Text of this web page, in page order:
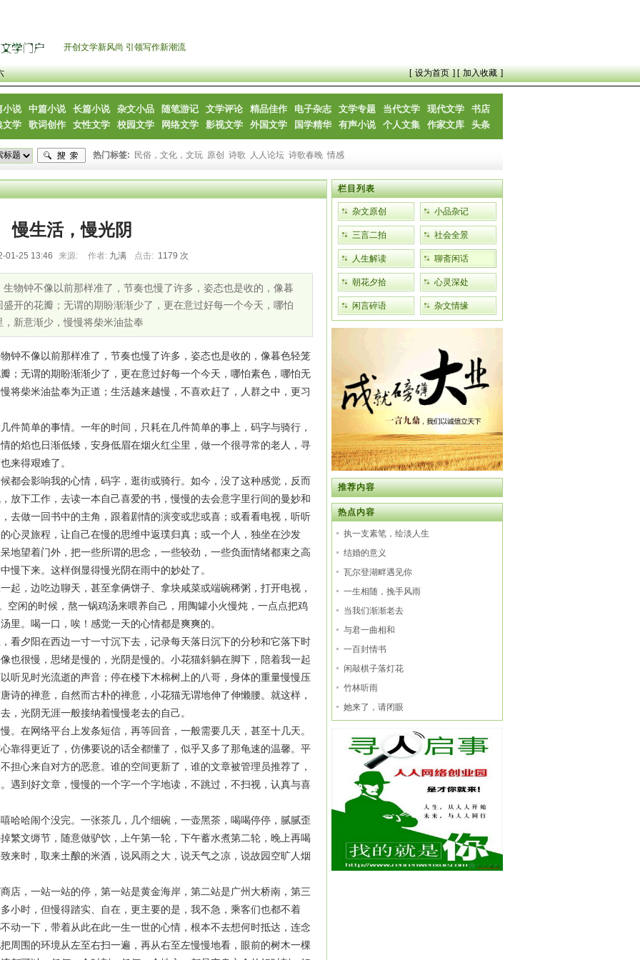
开创文学新风尚 引领写作新潮流
[ 设为首页 ] [ 加入收藏 ]
小说 中篇小说 长篇小说 杂文小品 随笔游记 文学评论 精品佳作 电子杂志 文学专题 当代文学 现代文学
书店
文学
歌词创作 女性文学 校园文学 网络文学 影视文学 外国文学 国学精华 有声小说 个人文集 作家文库 头条
热门标签: 民俗，文化，文玩 原创 诗歌 人人论坛 诗歌春晚 情感
慢生活，慢光阴
01-25 13:46 来源: 作者: 九满 点击: 1179 次
物钟不像以前那样准了，节奏也慢了许多，姿态也是收的，像暮
开的花瓣；无谓的期盼渐渐少了，更在意过好每一个今天，哪怕
新意渐少，慢慢将柴米油盐奉
钟不像以前那样准了，节奏也慢了许多，姿态也是收的，像暮色轻笼
；无谓的期盼渐渐少了，更在意过好每一个今天，哪怕素色，哪怕无
将柴米油盐奉为正道；生活越来越慢，不喜欢赶了，人群之中，更习
件简单的事情。一年的时间，只耗在几件简单的事上，码字与骑行，
的焰也日渐低矮，安身低眉在烟火红尘里，做一个很寻常的老人，寻
来得艰难了。
都会影响我的心情，码字，逛街或骑行。如今，没了这种感觉，反而
放下工作，去读一本自己喜爱的书，慢慢的去会意字里行间的曼妙和
去做一回书中的主角，跟着剧情的演变或悲或喜；或看看电视，听听
心灵旅程，让自己在慢的思维中返璞归真；或一个人，独坐在沙发
地望着门外，把一些所谓的思念，一些较劲，一些负面情绪都束之高
慢下来。这样倒显得慢光阴在雨中的妙处了。
起，边吃边聊天，甚至拿俩饼子、拿块咸菜或端碗稀粥，打开电视，
空闲的时候，熬一锅鸡汤来喂养自己，用陶罐小火慢炖，一点点把鸡
里。喝一口，唉！感觉一天的心情都是爽爽的。
看夕阳在西边一寸一寸沉下去，记录每天落日沉下的分秒和它落下时
也很慢，思绪是慢的，光阴是慢的。小花猫斜躺在脚下，陪着我一起
听见时光流逝的声音；停在楼下木棉树上的八哥，身体的重量慢慢压
诗的禅意，自然而古朴的禅意，小花猫无谓地伸了伸懒腰。就这样，
，光阴无涯一般接纳着慢慢老去的自己。
。在网络平台上发条短信，再等回音，一般需要几天，甚至十几天。
靠得更近了，仿佛要说的话全都懂了，似乎又多了那龟速的温馨。平
担心来自对方的恶意。谁的空间更新了，谁的文章被管理员推荐了，
遇到好文章，慢慢的一个字一个字地读，不跳过，不扫视，认真与喜
哈哈闹个没完。一张茶几，几个细碗，一壶黑茶，喝喝停停，腻腻歪
繁文缛节，随意做驴饮，上午第一轮，下午蓄水煮第二轮，晚上再喝
来时，取来土酿的米酒，说风雨之大，说天气之凉，说故园空旷人烟
店，一站一站的停，第一站是黄金海岸，第二站是广州大桥南，第三
时，但慢得踏实、自在，更主要的是，我不急，乘客们也都不着
动一下，带着从此在此一生一世的心情，根本不去想何时抵达，连念
周围的环境从左至右扫一遍，再从右至左慢慢地看，眼前的树木一棵
栏目列表
杂文原创 小品杂记
三言二拍 社会全景
人生解读 聊斋闲话
朝花夕拾 心灵深处
闲言碎语 杂文情缘
推荐内容
热点内容
执一支素笔，绘淡人生
结婚的意义
瓦尔登湖畔遇见你
一生相随，挽手风雨
当我们渐渐老去
与君一曲相和
一百封情书
闲敲棋子落灯花
竹林听雨
她来了，请闭眼